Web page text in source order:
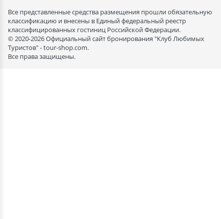
Все представленные средства размещения прошли обязательную
классификацию и внесены в Единый федеральный реестр
классифицированных гостиниц Российской Федерации.
© 2020-2026 Официальный сайт бронирования "Клуб Любимых
Туристов" - tour-shop.com.
Все права защищены.